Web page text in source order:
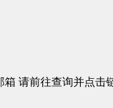
请前往查询并点击